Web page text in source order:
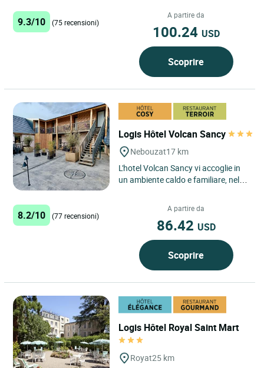
termali di La...
9.3/10 (75 recensioni)
A partire da
100.24 USD
Scoprire
Logis Hôtel Volcan Sancy
Nebouzat17 km
L'hotel Volcan Sancy vi accoglie in
un ambiente caldo e familiare, nel
Vulcani d’Auvergne...
8.2/10 (77 recensioni)
A partire da
86.42 USD
Scoprire
Logis Hôtel Royal Saint Mart
Royat25 km